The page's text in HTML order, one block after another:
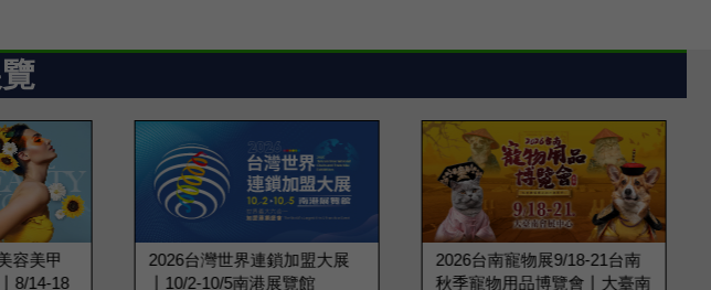
容美甲
8/14-18
2026台灣世界連鎖加盟大展
丨10/2-10/5南港展覽館
2026台南寵物展9/18-21台南
秋季寵物用品博覽會丨大臺南